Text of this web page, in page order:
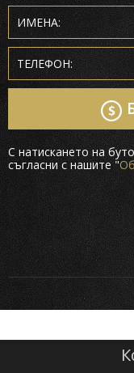
С натискането на
съгласни с нашите "